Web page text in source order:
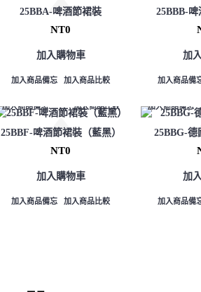
25BBA-啤酒節裙裝
NT0
加入購物車
加入商品備忘 加入商品比較
25BBB-啤
加
加入商品備
加入商品備忘 加入商品比較
25BBF-啤酒節裙裝（藍黑）
NT0
加入購物車
加入商品備忘 加入商品比較
加入商品備忘
25BBG-德
加
加入商品備